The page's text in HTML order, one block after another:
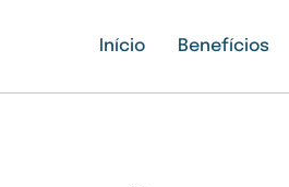
Início Benefícios